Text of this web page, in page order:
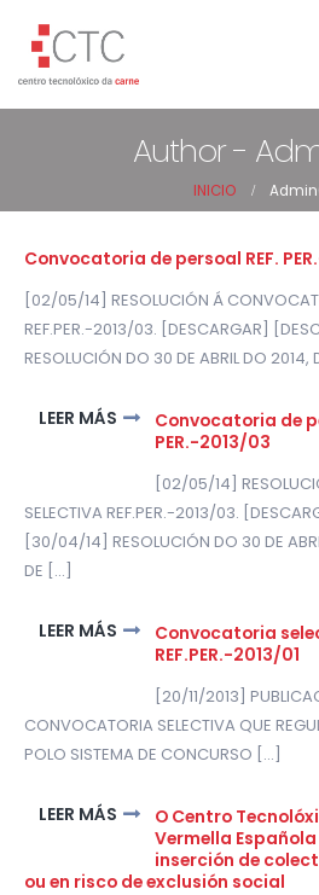
Author -
INICIO
Convocatoria de persoal REF.
[02/05/14] RESOLUCIÓN Á
REF.PER.-2013/03. [DESCARGAR]
RESOLUCIÓN DO 30 DE ABRIL DO 2014,
LEER MÁS
Convocatoria de
PER.-2013/03
[02/05/14]
SELECTIVA REF.PER.-2013/03.
[30/04/14] RESOLUCIÓN DO 30 DE
DE [...]
LEER MÁS
Convocatoria
REF.PER.-2013/01
[20/11/2013]
CONVOCATORIA SELECTIVA QUE
POLO SISTEMA DE CONCURSO [...]
LEER MÁS
O Centro
Vermella
inserción de
ou en risco de exclusión social